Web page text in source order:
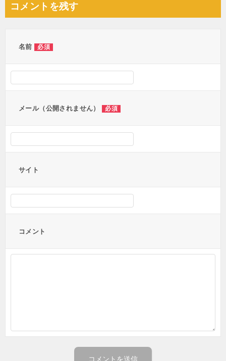
ビ
コメントを残す
名前 必須
メール（公開されません） 必須
サイト
コメント